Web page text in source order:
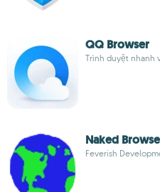
QQ Browser
Trình duyệt nhanh
Naked
Feverish